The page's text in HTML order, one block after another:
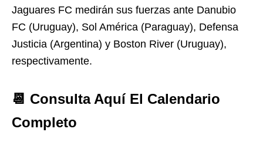
Jaguares FC medirán sus fuerzas ante Danubio
FC (Uruguay), Sol América (Paraguay), Defensa
Justicia (Argentina) y Boston River (Uruguay),
respectivamente.
📆 Consulta Aquí El Calendario
Completo